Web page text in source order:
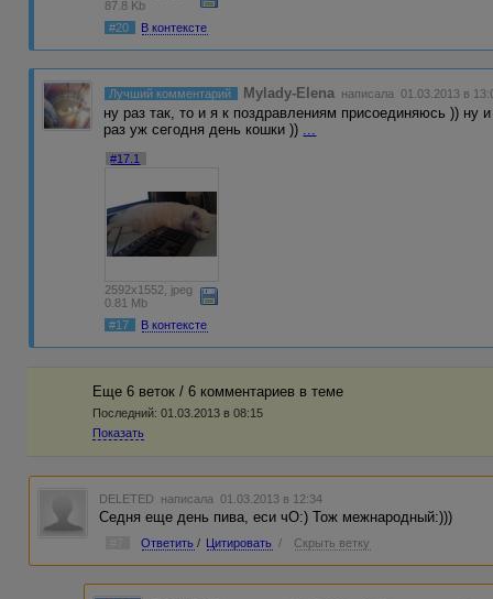
87.8 Kb
#20
В контексте
Лучший комментарий Mylady-Elena написала 01.03.2013 в
ну раз так, то и я к поздравлениям присоединяюсь )) ну
раз уж сегодня день кошки )) ...
#17.1
2592x1552, jpeg
0.81 Mb
#17
В контексте
Еще 6 веток / 6 комментариев в темe
Последний: 01.03.2013 в 08:15
Показать
DELETED написала 01.03.2013 в 12:34
Седня еще день пива, еси чО:) Тож межнародный:)))
Ответить / Цитировать / Скрыть ветку